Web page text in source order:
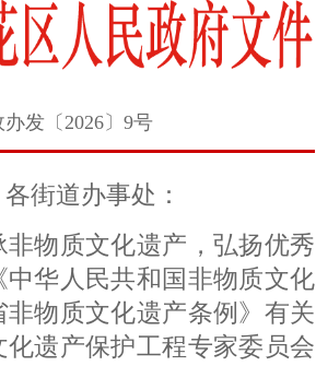
办发〔2026〕9号
街道办事处：
物质文化遗产，弘扬优秀
华人民共和国非物质文化
物质文化遗产条例》有关
遗产保护工程专家委员会